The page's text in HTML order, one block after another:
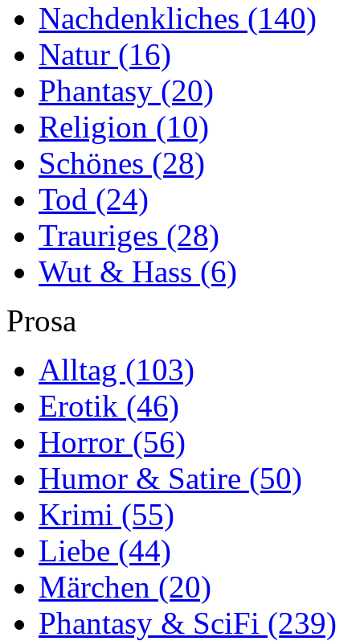
Nachdenkliches (140)
Natur (16)
Phantasy (20)
Religion (10)
Schönes (28)
Tod (24)
Trauriges (28)
Wut & Hass (6)
Prosa
Alltag (103)
Erotik (46)
Horror (56)
Humor & Satire (50)
Krimi (55)
Liebe (44)
Märchen (20)
Phantasy & SciFi (239)